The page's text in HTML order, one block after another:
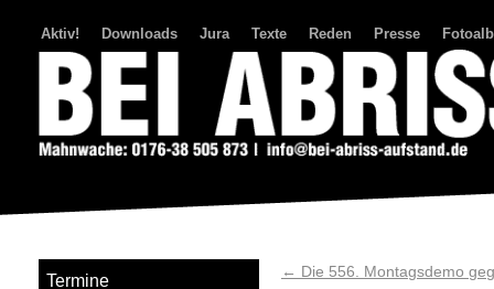
Aktiv! Downloads Jura Texte Reden Presse
← Die 556. Montagsdemo
Termine